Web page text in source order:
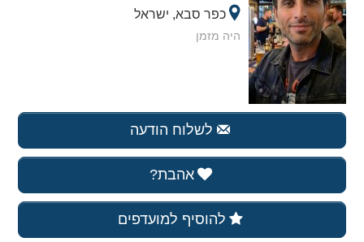
כפר סבא, ישראל
היה מזמן
לשלוח הודעה
אהבת?
להוסיף למועדפים